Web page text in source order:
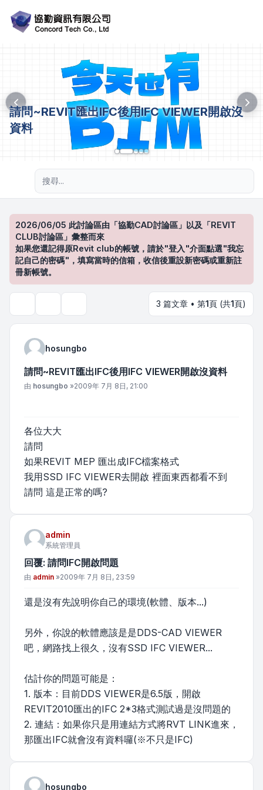
請問~REVIT匯出IFC後用IFC VIEWER開啟沒
資料
2026/06/05 此討論區由「協勤CAD討論區」以及「REVIT
CLUB討論區」彙整而來
如果您還記得原Revit club的帳號，請於"登入"介面點選"我忘
記自己的密碼"，填寫當時的信箱，收信後重設新密碼或重新註
冊新帳號。
3 篇文章 • 第1頁 (共1頁)
hosungbo
請問~REVIT匯出IFC後用IFC VIEWER開啟沒資料
文章
由 hosungbo »2009年 7月 8日, 21:00
各位大大
請問
如果REVIT MEP 匯出成IFC檔案格式
我用SSD IFC VIEWER去開啟 裡面東西都看不到
請問 這是正常的嗎?
admin
系統管理員
回覆: 請問IFC開啟問題
文章
由 admin »2009年 7月 8日, 23:59
還是沒有先說明你自己的環境(軟體、版本...)
另外，你說的軟體應該是是DDS-CAD VIEWER
吧，網路找上很久，沒有SSD IFC VIEWER...
估計你的問題可能是：
1. 版本：目前DDS VIEWER是6.5版，開啟
REVIT2010匯出的IFC 2*3格式測試過是沒問題的
2. 連結：如果你只是用連結方式將RVT LINK進來，
那匯出IFC就會沒有資料囉(※不只是IFC)
hosungbo